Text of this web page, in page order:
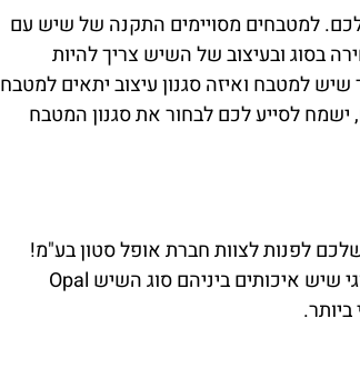
למטבחים מסויימים התקנה של שיש עם
בסוג ובעיצוב של השיש צריך להיות
למטבח ואיזה סגנון עיצוב יתאים למטבח
לסייע לכם לבחור את סגנון המטבח
לפנות לצוות חברת אופל סטון בע"מ!
חברת אופל סטון בע"מ מציעה לכם שירות מכירה והתקנה של סוגי שיש איכותים ביניהם סוג השיש Opal